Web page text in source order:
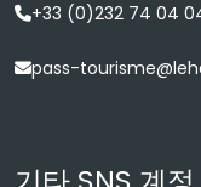
+33 (0)232 74 04
pass-